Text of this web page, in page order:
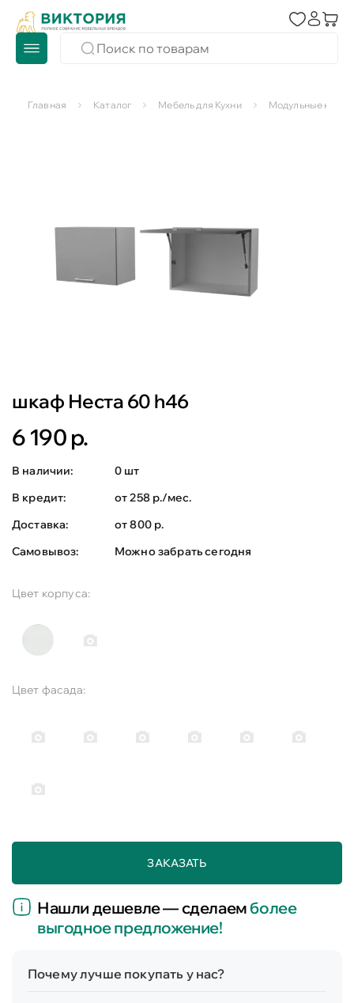
Главная Каталог Мебель для Кухни Модульные кухни
шкаф Неста 60 h46
6 190 р.
В наличии:
0 шт
В кредит:
от 258 р./мес.
Доставка:
от 800 р.
Самовывоз:
Можно забрать сегодня
Цвет корпуса:
Цвет фасада:
ЗАКАЗАТЬ
Нашли дешевле — сделаемболее
выгодное предложение!
Почему лучше покупать у нас?